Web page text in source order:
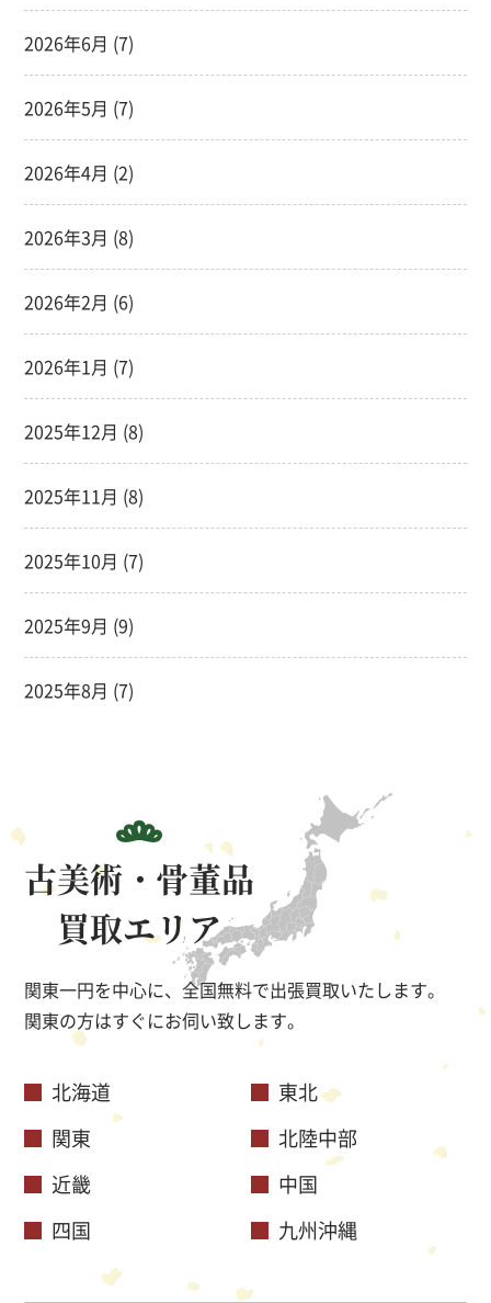
2026年6月 (7)
2026年5月 (7)
2026年4月 (2)
2026年3月 (8)
2026年2月 (6)
2026年1月 (7)
2025年12月 (8)
2025年11月 (8)
2025年10月 (7)
2025年9月 (9)
2025年8月 (7)
古美術・骨董品
買取エリア
関東一円を中心に、全国無料で出張買取いたします。
関東の方はすぐにお伺い致します。
北海道
東北
関東
北陸中部
近畿
中国
四国
九州沖縄